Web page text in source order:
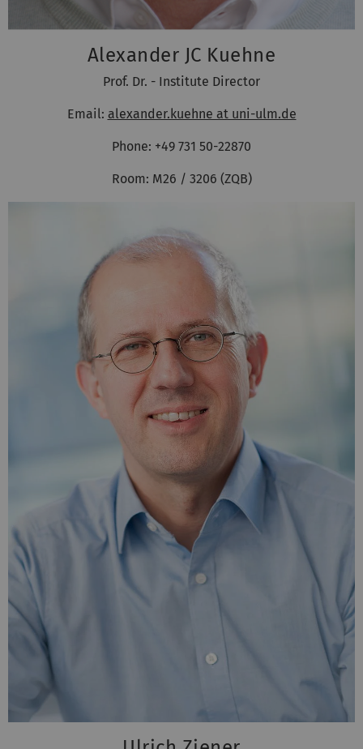
Alexander JC Kuehne
Prof. Dr. - Institute Director
Email: alexander.kuehne at uni-ulm.de
Phone: +49 731 50-22870
Room: M26 / 3206 (ZQB)